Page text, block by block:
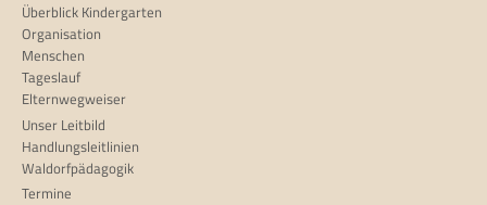
Überblick Kindergarten
Organisation
Menschen
Tageslauf
Elternwegweiser
Unser Leitbild
Handlungsleitlinien
Waldorfpädagogik
Termine